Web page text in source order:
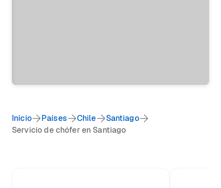
Inicio Países Chile
Santiago
Servicio de chófer en Santiago